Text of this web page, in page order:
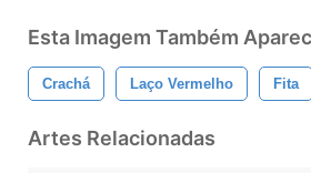
Esta Imagem Também
Crachá Laço Vermelho Fita
Artes Relacionadas